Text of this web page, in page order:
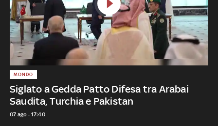
Siglato a Gedda Patto Difesa tra Arabai
Saudita, Turchia e Pakistan
MONDO
07 ago - 17:40